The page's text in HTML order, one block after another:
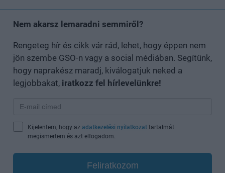
Nem akarsz lemaradni semmiről?
Rengeteg hír és cikk vár rád, lehet, hogy éppen nem
jön szembe GSO-n vagy a social médiában. Segítünk,
hogy naprakész maradj, kiválogatjuk neked a
legjobbakat, iratkozz fel hírlevelünkre!
Kijelentem, hogy az adatkezelési nyilatkozat tartalmát
megismertem és azt elfogadom.
Feliratkozom